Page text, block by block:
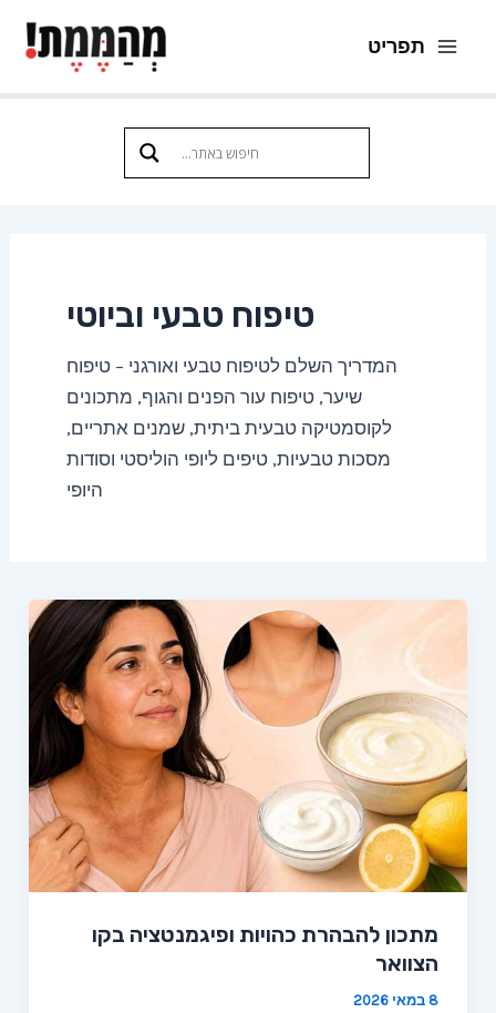
לתוכן
תפריט
טיפוח טבעי וביוטי
המדריך השלם לטיפוח טבעי ואורגני – טיפוח
שיער, טיפוח עור הפנים והגוף, מתכונים
לקוסמטיקה טבעית ביתית, שמנים אתריים,
מסכות טבעיות, טיפים ליופי הוליסטי וסודות
היופי
מתכון להבהרת כהויות ופיגמנטציה בקו
הצוואר
8 במאי 2026